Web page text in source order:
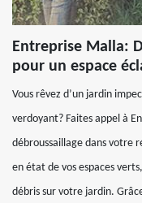
Entreprise Malla:
pour un espace
Vous rêvez d’un jardin
verdoyant? Faites appel à
débroussaillage dans votre
en état de vos espaces
débris sur votre jardin.